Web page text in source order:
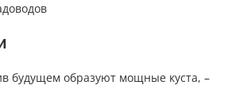
будущем образуют мощные куста, –